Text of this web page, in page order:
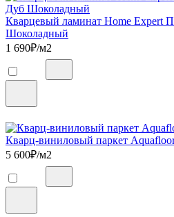
Кварцевый ламинат Home Expert
Шоколадный
1 690₽/м2
Кварц-виниловый паркет
5 600₽/м2